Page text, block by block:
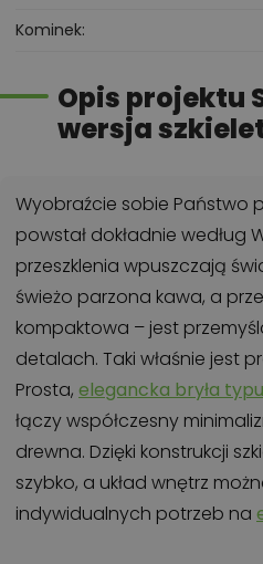
Kominek
Opis projektu
wersja
Wyobraźcie sobie Państwo
powstał dokładnie według
przeszklenia wpuszczają
świeżo parzona kawa, a
kompaktowa – jest
detalach. Taki właśnie jest
Prosta, elegancka bryła
łączy współczesny
drewna. Dzięki konstrukcji
szybko, a układ wnętrz
indywidualnych potrzeb na